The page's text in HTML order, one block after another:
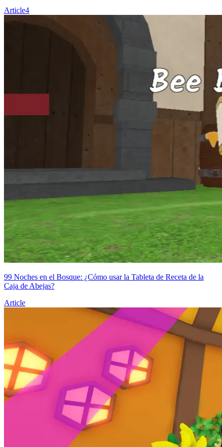
Article4
99 Noches en el Bosque: ¿Cómo usar la Tableta de Receta de la
Caja de Abejas?
Article